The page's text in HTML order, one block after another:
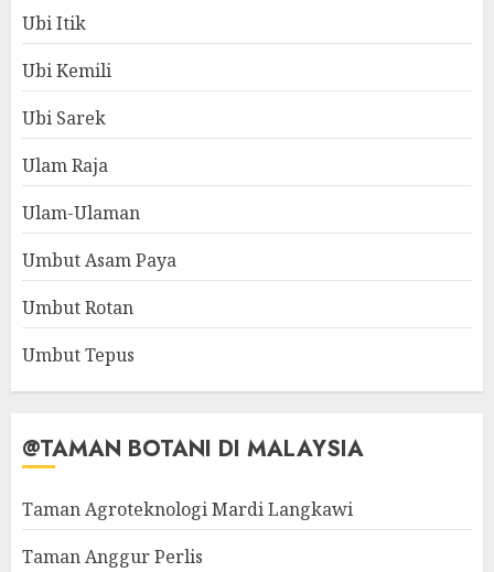
Ubi Itik
Ubi Kemili
Ubi Sarek
Ulam Raja
Ulam-Ulaman
Umbut Asam Paya
Umbut Rotan
Umbut Tepus
@TAMAN BOTANI DI MALAYSIA
Taman Agroteknologi Mardi Langkawi
Taman Anggur Perlis